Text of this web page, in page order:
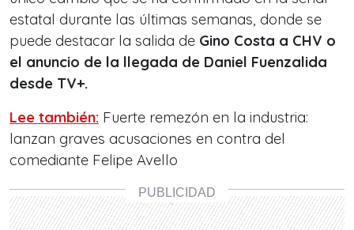
estatal durante las últimas semanas, donde se
puede destacar la salida de Gino Costa a CHV o
el anuncio de la llegada de Daniel Fuenzalida
desde TV+.
Lee también: Fuerte remezón en la industria:
lanzan graves acusaciones en contra del
comediante Felipe Avello